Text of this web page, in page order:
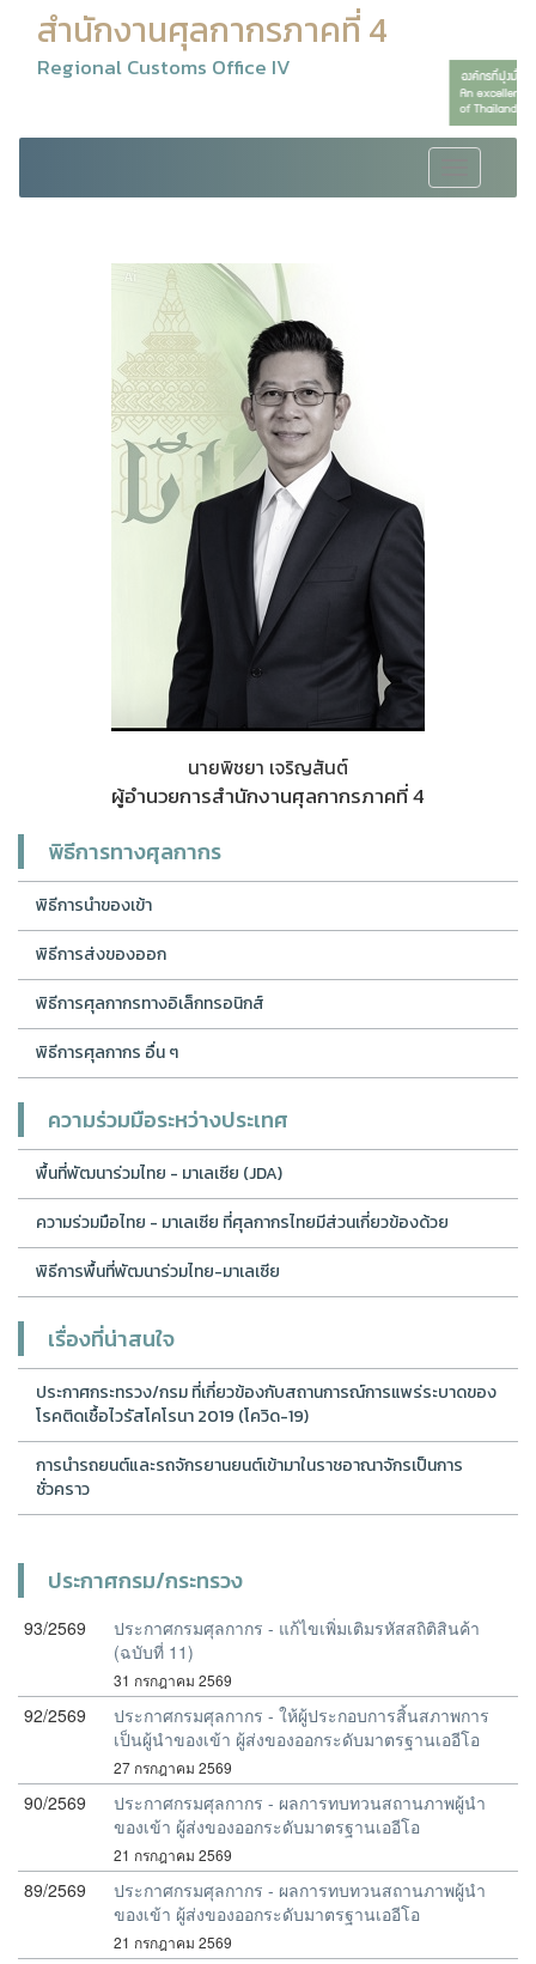
สำนักงานศุลกากรภาคที่ 4
Regional Customs Office IV
navigation
นายพิชยา เจริญสันต์
ผู้อำนวยการสำนักงานศุลกากรภาคที่ 4
พิธีการทางศุลกากร
พิธีการนำของเข้า
พิธีการส่งของออก
พิธีการศุลกากรทางอิเล็กทรอนิกส์
พิธีการศุลกากร อื่น ๆ
ความร่วมมือระหว่างประเทศ
พื้นที่พัฒนาร่วมไทย - มาเลเซีย (JDA)
ความร่วมมือไทย - มาเลเซีย ที่ศุลกากรไทยมีส่วนเกี่ยวข้องด้วย
พิธีการพื้นที่พัฒนาร่วมไทย-มาเลเซีย
เรื่องที่น่าสนใจ
ประกาศกระทรวง/กรม ที่เกี่ยวข้องกับสถานการณ์การแพร่ระบาดของ
โรคติดเชื้อไวรัสโคโรนา 2019 (โควิด-19)
การนำรถยนต์และรถจักรยานยนต์เข้ามาในราชอาณาจักรเป็นการ
ชั่วคราว
ประกาศกรม/กระทรวง
93/2569
ประกาศกรมศุลกากร - แก้ไขเพิ่มเติมรหัสสถิติสินค้า
(ฉบับที่ 11)
31 กรกฎาคม 2569
92/2569
ประกาศกรมศุลกากร - ให้ผู้ประกอบการสิ้นสภาพการ
เป็นผู้นำของเข้า ผู้ส่งของออกระดับมาตรฐานเออีโอ
27 กรกฎาคม 2569
90/2569
ประกาศกรมศุลกากร - ผลการทบทวนสถานภาพผู้นำ
ของเข้า ผู้ส่งของออกระดับมาตรฐานเออีโอ
21 กรกฎาคม 2569
89/2569
ประกาศกรมศุลกากร - ผลการทบทวนสถานภาพผู้นำ
ของเข้า ผู้ส่งของออกระดับมาตรฐานเออีโอ
21 กรกฎาคม 2569